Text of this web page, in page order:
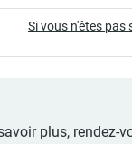
Si vous n'êtes
plus, rendez-